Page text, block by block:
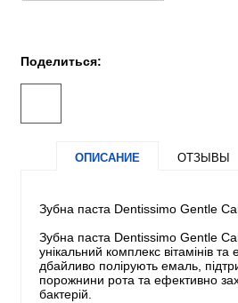
Поделиться:
ОПИСАНИЕ ОТЗЫВЫ
Зубна паста Dentissimo Gentle
Зубна паста Dentissimo Gentle
унікальний комплекс вітамінів та
дбайливо полірують емаль,
порожнини рота та ефективно
бактерій.